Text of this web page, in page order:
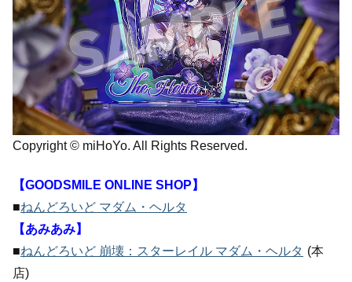
Copyright © miHoYo. All Rights Reserved.
【GOODSMILE ONLINE SHOP】
■ねんどろいど マダム・ヘルタ
【あみあみ】
■ねんどろいど 崩壊：スターレイル マダム・ヘルタ (本
店)